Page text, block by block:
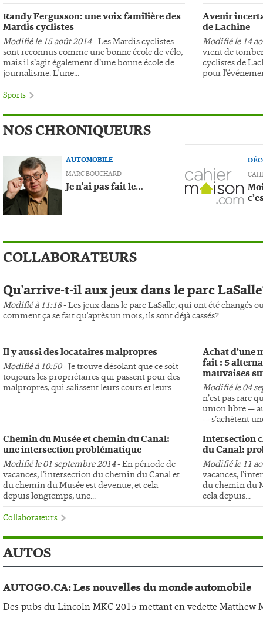
Randy Fergusson: une voix familière des
Mardis cyclistes
Modifié le 15 août 2014- Les Mardis cyclistes
sont reconnus comme une bonne école de vélo,
mais il s’agit également d’une bonne école de
journalisme. L'une...
Avenir
de Lachine
Modifié le 14
vient de
cyclistes de
pour
Sports
NOS CHRONIQUEURS
AUTOMOBILE
MARC BOUCHARD
Je n'ai pas fait le…
COLLABORATEURS
Qu'arrive-t-il aux jeux dans le parc
Modifié à 11:18- Les jeux dans le parc LaSalle, qui ont été changés
comment ça se fait qu'après un mois, ils sont déjà cassés?.
Il y aussi des locataires malpropres
Modifié à 10:50- Je trouve désolant que ce soit
toujours les propriétaires qui passent pour des
malpropres, qui salissent leurs cours et leurs...
Chemin du Musée et chemin du Canal:
une intersection problématique
Modifié le 01 septembre 2014- En période de
vacances, l’intersection du chemin du Canal et
du chemin du Musée est devenue, et cela
depuis longtemps, une...
Achat d’une
fait : 5
mauvaises
Modifié le 04
n’est pas rare
union libre —
— s’achètent
Intersection
du Canal:
Modifié le 11
vacances,
du chemin du
cela depuis...
Collaborateurs
AUTOS
AUTOGO.CA: Les nouvelles du monde automobile
Des pubs du Lincoln MKC 2015 mettant en vedette Matthew